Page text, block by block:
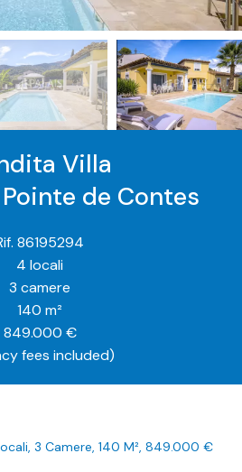
Villa
de Contes
86195294
4 locali
3 camere
140 m²
849.000 €
fees included)
3 Camere, 140 M², 849.000 €